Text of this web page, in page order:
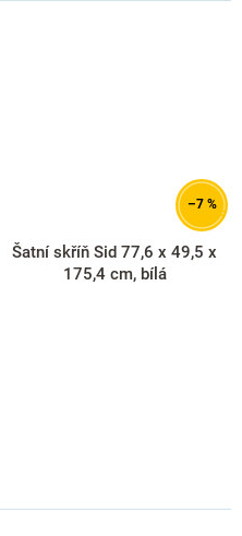
–7 %
Šatní skříň Sid 77,6 x 49,5 x
175,4 cm, bílá